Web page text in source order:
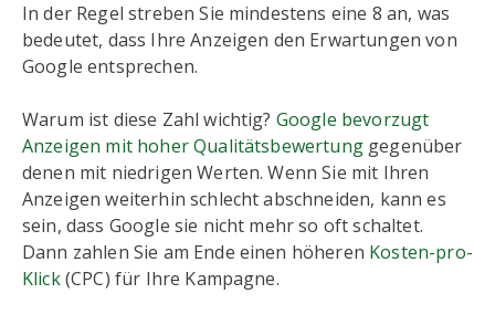
In der Regel streben Sie mindestens eine 8 an, was
bedeutet, dass Ihre Anzeigen den Erwartungen von
Google entsprechen.
Warum ist diese Zahl wichtig? Google bevorzugt
Anzeigen mit hoher Qualitätsbewertunggegenüber
denen mit niedrigen Werten. Wenn Sie mit Ihren
Anzeigen weiterhin schlecht abschneiden, kann es
sein, dass Google sie nicht mehr so oft schaltet.
Dann zahlen Sie am Ende einen höheren Kosten-pro-
Klick(CPC) für Ihre Kampagne.